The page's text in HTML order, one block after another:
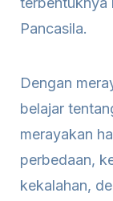
Pancasila.
Dengan
belajar
merayakan
perbedaan,
kekalahan,